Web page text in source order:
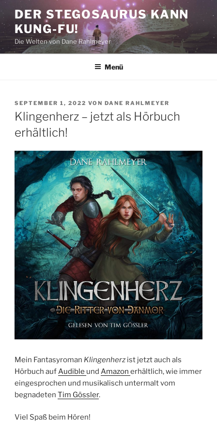
Zum
Inhalt
springen
DER STEGOSAURUS KANN
KUNG-FU!
Die Welten von Dane Rahlmeyer
Menü
VERÖFFENTLICHT
AM
SEPTEMBER 1, 2022 VON DANE RAHLMEYER
Klingenherz – jetzt als Hörbuch
erhältlich!
Mein Fantasyroman Klingenherz ist jetzt auch als
Hörbuch aufAudible und Amazon erhältlich, wie immer
eingesprochen und musikalisch untermalt vom
begnadeten Tim Gössler.
Viel Spaß beim Hören!